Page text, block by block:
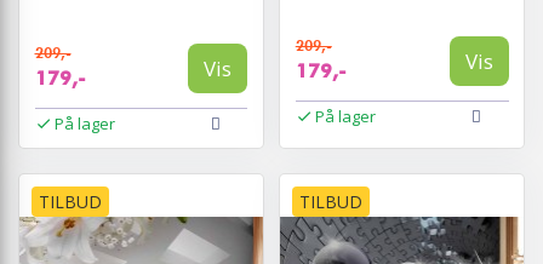
209,-
179,- Vis
På lager
209,-
179,- Vis
På lager
TILBUD TILBUD